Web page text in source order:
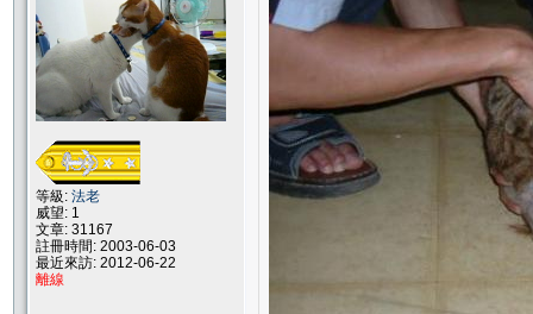
等級: 法老
威望: 1
文章: 31167
註冊時間: 2003-06-03
最近來訪: 2012-06-22
離線